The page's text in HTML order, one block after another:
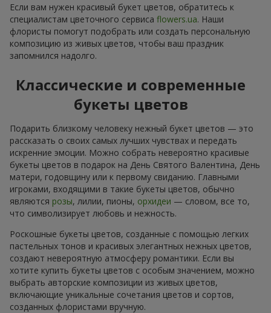
Если вам нужен красивый букет цветов, обратитесь к
специалистам цветочного сервиса flowers.ua. Наши
флористы помогут подобрать или создать персональную
композицию из живых цветов, чтобы ваш праздник
запомнился надолго.
Классические и современные
букеты цветов
Подарить близкому человеку нежный букет цветов — это
рассказать о своих самых лучших чувствах и передать
искренние эмоции. Можно собрать невероятно красивые
букеты цветов в подарок на День Святого Валентина, День
матери, годовщину или к первому свиданию. Главными
игроками, входящими в такие букеты цветов, обычно
являются розы, лилии, пионы, орхидеи — словом, все то,
что символизирует любовь и нежность.
Роскошные букеты цветов, созданные с помощью легких
пастельных тонов и красивых элегантных нежных цветов,
создают невероятную атмосферу романтики. Если вы
хотите купить букеты цветов с особым значением, можно
выбрать авторские композиции из живых цветов,
включающие уникальные сочетания цветов и сортов,
созданных флористами вручную.